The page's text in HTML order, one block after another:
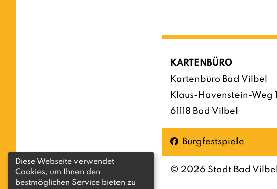
KARTENBÜRO
Kartenbüro Bad Vilbel
Klaus-Havenstein-Weg 1
61118 Bad Vilbel
Facebook
Burgfestspiele
© 2026 Stadt Bad Vilbel
Diese Webseite verwendet
Cookies, um Ihnen den
bestmöglichen Service bieten zu